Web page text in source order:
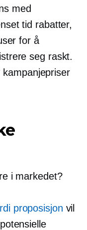
med
tid rabatter,
for å
seg raskt.
i markedet?
proposisjon vil